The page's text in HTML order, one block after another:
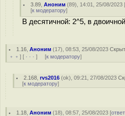
3.89 ,Аноним (89), 14:01, 25/08/2023
[к модератору]
В десятичной: 2^5, в
1.16 ,Аноним (17), 08:53, 25/08/2023
﹢﹢ ] [ · · · ] [к модератору]
2.168 ,rvs2016 (ok), 09:21, 27/08/2023
[к модератору]
1.18 ,Аноним (18), 08:57, 25/08/2023 [